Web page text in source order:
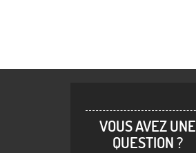
VOUS AVEZ UNE
QUESTION ?